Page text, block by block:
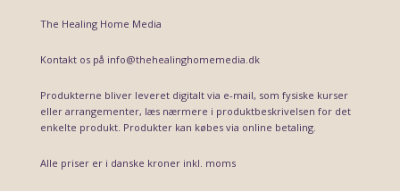
The Healing Home Media
Kontakt os på info@thehealinghomemedia.dk
Produkterne bliver leveret digitalt via e-mail, som fysiske kurser
eller arrangementer, læs nærmere i produktbeskrivelsen for det
enkelte produkt. Produkter kan købes via online betaling.
Alle priser er i danske kroner inkl. moms